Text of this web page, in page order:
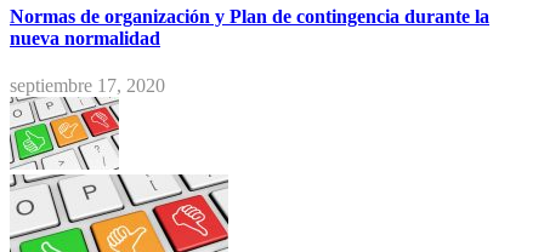
Normas de organización y Plan de contingencia durante la
nueva normalidad
septiembre 17, 2020